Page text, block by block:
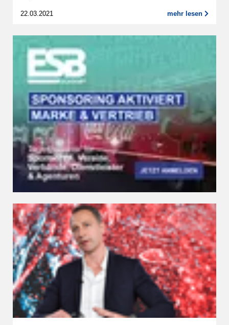
22.03.2021 mehr lesen